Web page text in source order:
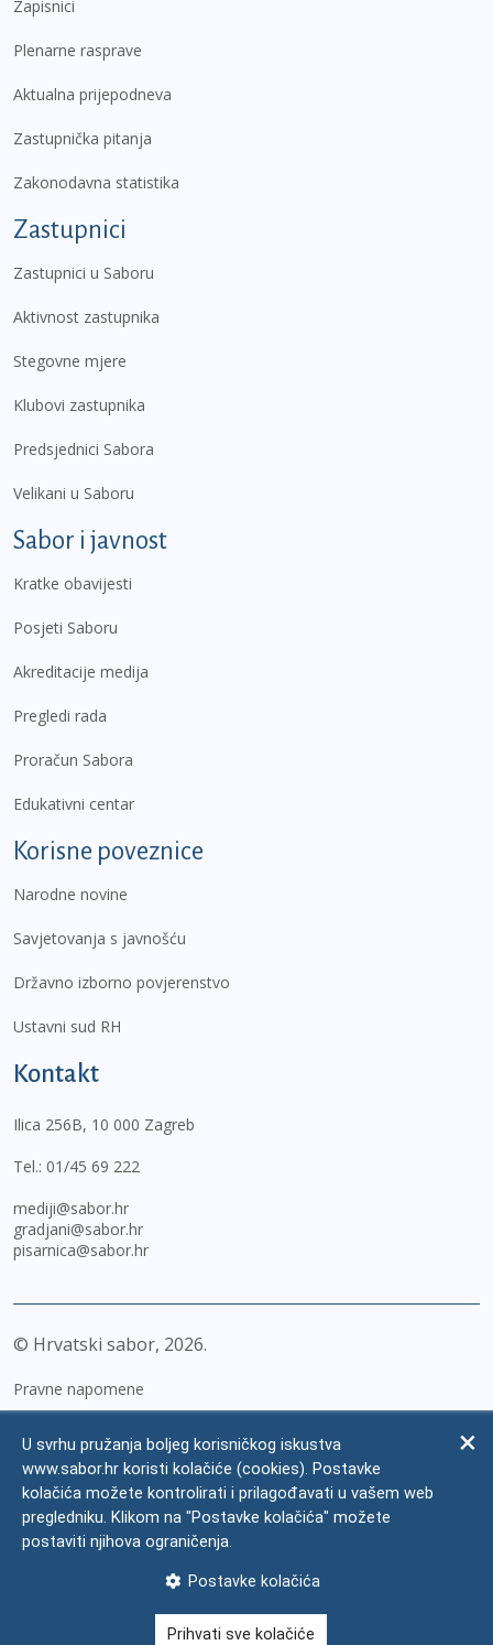
Zapisnici
Plenarne rasprave
Aktualna prijepodneva
Zastupnička pitanja
Zakonodavna statistika
Zastupnici
Zastupnici u Saboru
Aktivnost zastupnika
Stegovne mjere
Klubovi zastupnika
Predsjednici Sabora
Velikani u Saboru
Sabor i javnost
Kratke obavijesti
Posjeti Saboru
Akreditacije medija
Pregledi rada
Proračun Sabora
Edukativni centar
Korisne poveznice
Narodne novine
Savjetovanja s javnošću
Državno izborno povjerenstvo
Ustavni sud RH
Kontakt
Ilica 256B, 10 000 Zagreb
Tel.: 01/45 69 222
mediji@sabor.hr
gradjani@sabor.hr
pisarnica@sabor.hr
© Hrvatski sabor, 2026
Pravne napomene
Zaštita osobnih podataka
Impressum
Česta pitanja
U svrhu pružanja boljeg korisničkog iskustva
www.sabor.hr koristi kolačiće (cookies). Postavke
kolačića možete kontrolirati i prilagođavati u vašem web
pregledniku. Klikom na "Postavke kolačića" možete
postaviti njihova ograničenja.
Postavke kolačića
Prihvati sve kolačiće